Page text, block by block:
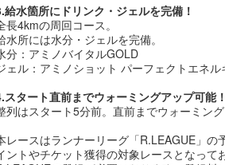
給水箇所にドリンク・ジェルを完備！
長4kmの周回コース。
水所には水分・ジェルを完備。
分：アミノバイタルGOLD
ェル：アミノショット パーフェクトエネル
スタート直前までウォーミングアップ可能！
列はスタート5分前。直前までウォーミン
レースはランナーリーグ「R.LEAGUE」
ントやチケット獲得の対象レースとなって